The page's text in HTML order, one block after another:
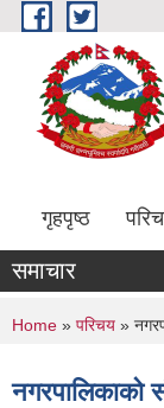
Skip to main content
गृहपृष्ठ
समाचार
You are
Home » परिचय »
नगरपालिकाको